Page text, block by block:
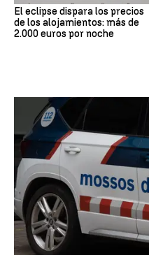
El eclipse dispara los precios
de los alojamientos: más de
2.000 euros por noche
Estafa